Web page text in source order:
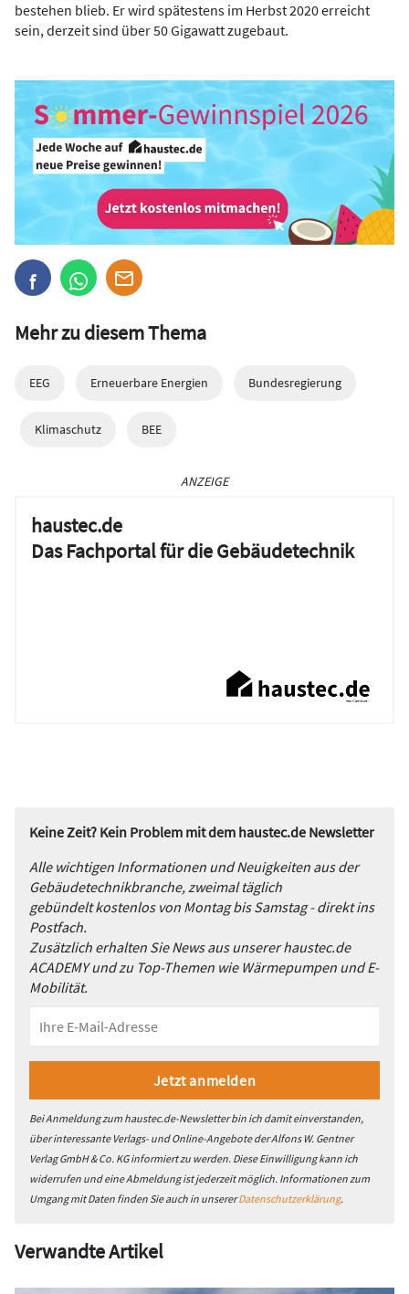
bestehen blieb. Er wird spätestens im Herbst 2020 erreicht
sein, derzeit sind über 50 Gigawatt zugebaut.
Mehr zu diesem Thema
EEG Erneuerbare Energien Bundesregierung
Klimaschutz BEE
ANZEIGE
haustec.de
Das Fachportal für die Gebäudetechnik
Keine Zeit? Kein Problem mit dem haustec.de Newsletter
Alle wichtigen Informationen und Neuigkeiten aus der
Gebäudetechnikbranche, zweimal täglich
gebündelt kostenlos von Montag bis Samstag - direkt ins
Postfach.
Zusätzlich erhalten Sie News aus unserer haustec.de
ACADEMY und zu Top-Themen wie Wärmepumpen und E-
Mobilität.
Bei Anmeldung zum haustec.de-Newsletter bin ich damit einverstanden,
über interessante Verlags- und Online-Angebote der Alfons W. Gentner
Verlag GmbH & Co. KG informiert zu werden. Diese Einwilligung kann ich
widerrufen und eine Abmeldung ist jederzeit möglich. Informationen zum
Umgang mit Daten finden Sie auch in unsererDatenschutzerklärung.
Verwandte Artikel